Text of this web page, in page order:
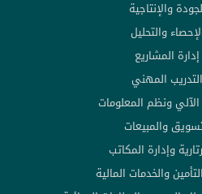
والإنتاجية
والتحليل
المشاريع
المهني
ونظم المعلومات
والمبيعات
وإدارة المكاتب
والخدمات المالية